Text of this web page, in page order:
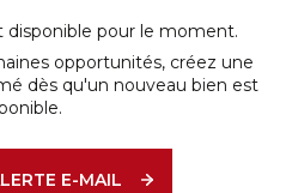
disponible pour le moment.
opportunités, créez une
dès qu'un nouveau bien est
E-MAIL